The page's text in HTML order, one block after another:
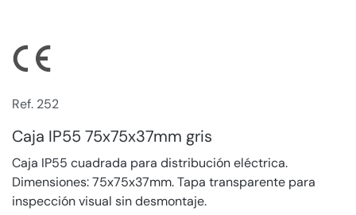
Ref. 252
Caja IP55 75x75x37mm gris
Caja IP55 cuadrada para distribución eléctrica.
Dimensiones: 75x75x37mm. Tapa transparente para
inspección visual sin desmontaje.